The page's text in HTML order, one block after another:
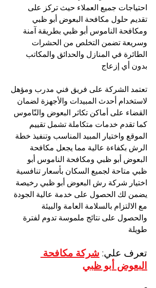
احتياجات جميع العملاء حيث تركز على
تقديم حلول مكافحة البعوض أبو ظبي
ومكافحة الناموس أبو ظبي بطريقة آمنة
وسريعة تضمن التخلص من الحشرات
الطائرة في المنازل والحدائق والمكاتب
بدون أي إزعاج
تعتمد الشركة على فريق فني مدرب ومؤهل
لاستخدام أحدث المبيدات والأجهزة لضمان
القضاء على أماكن تكاثر البعوض والنّاموس
كما تقدم خدمات متكاملة تشمل تقييم
الموقع واختيار المبيد المناسب وتنفيذ خطة
الرش بكفاءة عالية مما يجعل مكافحة
البعوض أبو ظبي ومكافحة الناموس أبو
ظبي متاحة لجميع السكان بأسعار تنافسية
اختيار شركة رش البعوض أبو ظبي رخيصة
يضمن لك الحصول على خدمة عالية الجودة
مع الالتزام بالسلامة العامة والبيئة
والحصول على نتائج ملموسة تدوم لفترة
طويلة
تعرف علي: شركة مكافحة
البعوض أبو ظبي